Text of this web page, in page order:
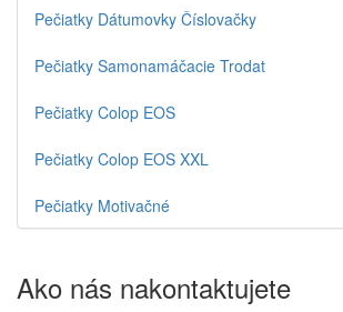
Pečiatky Dátumovky Číslovačky
Pečiatky Samonamáčacie Trodat
Pečiatky Colop EOS
Pečiatky Colop EOS XXL
Pečiatky Motivačné
Ako nás nakontaktujete